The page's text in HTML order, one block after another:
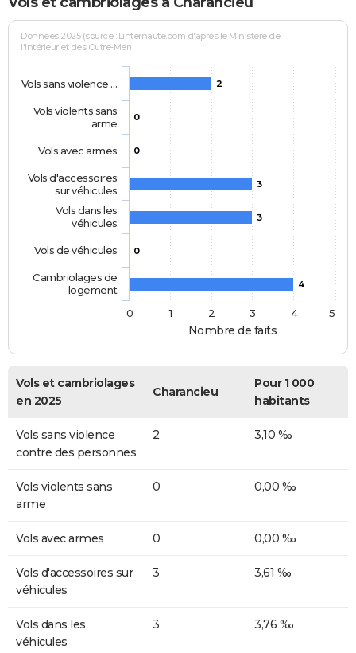
Nombre de faits
Données 2025 (source : Linternaute.com d'après le Ministère de
l'Intérieur et des Outre-Mer)
2
0
0
3
3
0
4
Vols sans violence …
Vols violents sans
arme
Vols avec armes
Vols d'accessoires
sur véhicules
Vols dans les
véhicules
Vols de véhicules
Cambriolages de
logement
0
1 2 3 4 5
Vols et cambriolages
en 2025
Charancieu
Pour 1 000
habitants
Vols sans violence
contre des personnes
2 3,10 ‰
Vols violents sans
arme
0 0,00 ‰
Vols avec armes 0 0,00 ‰
Vols d'accessoires sur
véhicules
3 3,61 ‰
Vols dans les
véhicules
3 3,76 ‰